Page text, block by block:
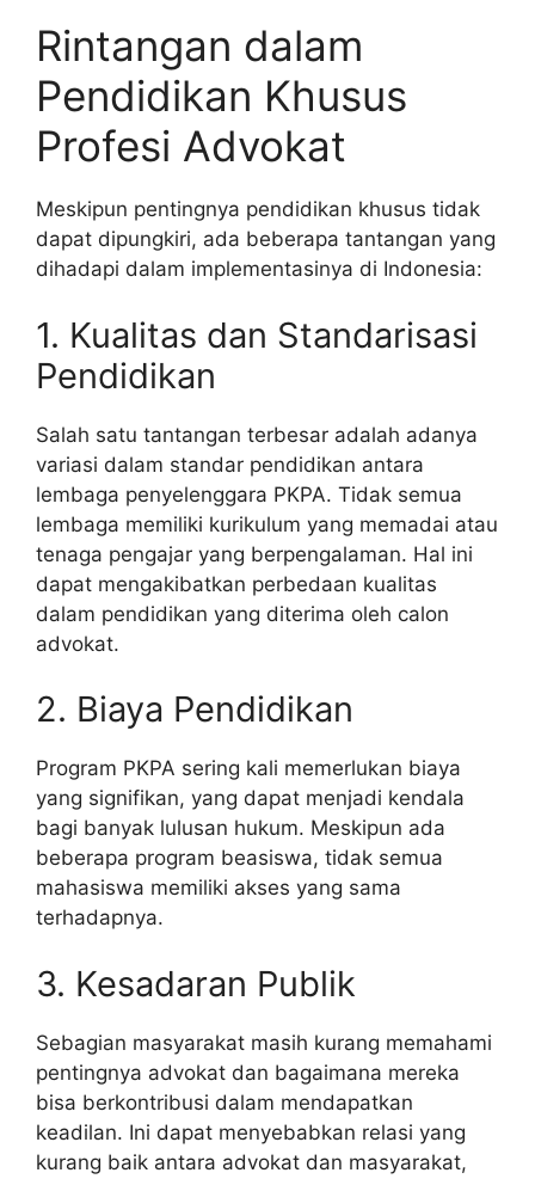
Rintangan dalam
Pendidikan Khusus
Profesi Advokat
Meskipun pentingnya pendidikan khusus tidak
dapat dipungkiri, ada beberapa tantangan yang
dihadapi dalam implementasinya di Indonesia:
1. Kualitas dan Standarisasi
Pendidikan
Salah satu tantangan terbesar adalah adanya
variasi dalam standar pendidikan antara
lembaga penyelenggara PKPA. Tidak semua
lembaga memiliki kurikulum yang memadai atau
tenaga pengajar yang berpengalaman. Hal ini
dapat mengakibatkan perbedaan kualitas
dalam pendidikan yang diterima oleh calon
advokat.
2. Biaya Pendidikan
Program PKPA sering kali memerlukan biaya
yang signifikan, yang dapat menjadi kendala
bagi banyak lulusan hukum. Meskipun ada
beberapa program beasiswa, tidak semua
mahasiswa memiliki akses yang sama
terhadapnya.
3. Kesadaran Publik
Sebagian masyarakat masih kurang memahami
pentingnya advokat dan bagaimana mereka
bisa berkontribusi dalam mendapatkan
keadilan. Ini dapat menyebabkan relasi yang
kurang baik antara advokat dan masyarakat,